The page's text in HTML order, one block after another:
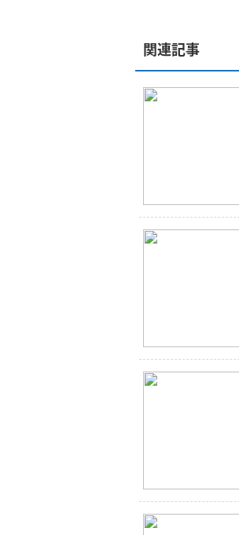
関連記事